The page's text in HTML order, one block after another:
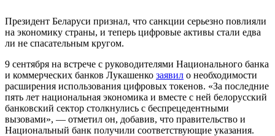
Президент Беларуси признал, что санкции серьезно повлияли
на экономику страны, и теперь цифровые активы стали едва
ли не спасательным кругом.
9 сентября на встрече с руководителями Национального банка
и коммерческих банков Лукашенко заявил о необходимости
расширения использования цифровых токенов. «За последние
пять лет национальная экономика и вместе с ней белорусский
банковский сектор столкнулись с беспрецедентными
вызовами», — отметил он, добавив, что правительство и
Национальный банк получили соответствующие указания.